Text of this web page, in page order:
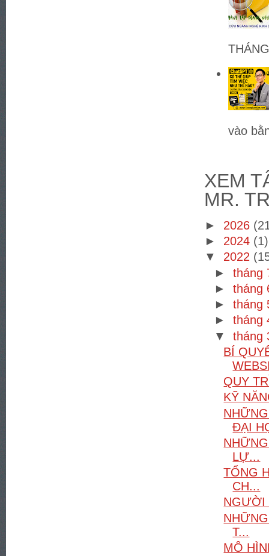
vào
XEM
MR.
► 2026
► 2024 (1)
▼ 2022
► tháng
► tháng
► tháng
► tháng
▼ tháng
BÍ
QUY
KỸ
ĐẠI
LỰ...
TỔNG
CH...
NGƯỜI
T...
MÔ